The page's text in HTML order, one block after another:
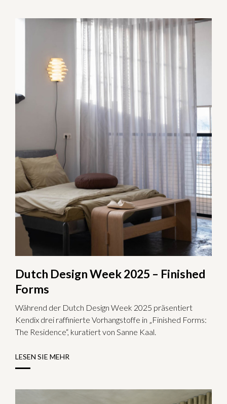
Dutch Design Week 2025 – Finished
Forms
Während der Dutch Design Week 2025 präsentiert
Kendix drei raffinierte Vorhangstoffe in „Finished Forms:
The Residence“, kuratiert von Sanne Kaal.
LESEN SIE MEHR